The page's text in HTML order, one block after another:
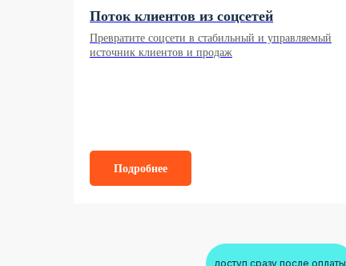
Поток клиентов из соцсетей
Превратите соцсети в стабильный и управляемый
источник клиентов и продаж
Подробнее
доступ сразу после оплаты